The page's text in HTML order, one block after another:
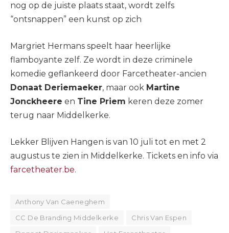
nog op de juiste plaats staat, wordt zelfs
“ontsnappen” een kunst op zich
Margriet Hermans speelt haar heerlijke
flamboyante zelf. Ze wordt in deze criminele
komedie geflankeerd door Farcetheater-ancien
Donaat Deriemaeker, maar ook Martine
Jonckheere en Tine Priem keren deze zomer
terug naar Middelkerke.
Lekker Blijven Hangen is van 10 juli tot en met 2
augustus te zien in Middelkerke. Tickets en info via
farcetheater.be.
Anthony Van Caeneghem
CC De Branding Middelkerke
Chris Van Espen